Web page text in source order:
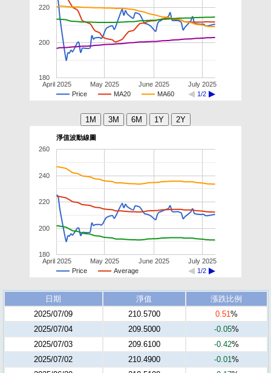
Price MA20 MA60 1/2
April 2025 May 2025 June 2025 July 2025
180
200
220
淨值波動線圖
Price Average 1/2
April 2025 May 2025 June 2025 July 2025
180
200
220
240
260
日期 淨值
漲跌比例
2025/07/09
210.5700 0.51%
2025/07/04
209.5000 -0.05%
2025/07/03
209.6100 -0.42%
2025/07/02
210.4900 -0.01%